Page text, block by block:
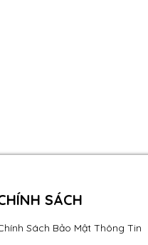
SÁCH
Sách Bảo Mật Thông Tin